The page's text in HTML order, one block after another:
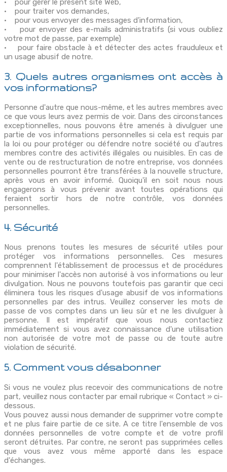
• pour gérer le présent site Web,
• pour traiter vos demandes,
• pour vous envoyer des messages d'information,
• pour envoyer des e-mails administratifs (si vous oubliez
votre mot de passe, par exemple)
• pour faire obstacle à et détecter des actes frauduleux et
un usage abusif de notre.
3. Quels autres organismes ont accès à
vos informations?
Personne d'autre que nous-même, et les autres membres avec
ce que vous leurs avez permis de voir. Dans des circonstances
exceptionnelles, nous pouvons être amenés à divulguer une
partie de vos informations personnelles si cela est requis par
la loi ou pour protéger ou défendre notre société ou d'autres
membres contre des activités illégales ou nuisibles. En cas de
vente ou de restructuration de notre entreprise, vos données
personnelles pourront être transférées à la nouvelle structure,
après vous en avoir informé. Quoiqu'il en soit nous nous
engagerons à vous prévenir avant toutes opérations qui
feraient sortir hors de notre contrôle, vos données
personnelles.
4. Sécurité
Nous prenons toutes les mesures de sécurité utiles pour
protéger vos informations personnelles. Ces mesures
comprennent l'établissement de processus et de procédures
pour minimiser l'accès non autorisé à vos informations ou leur
divulgation. Nous ne pouvons toutefois pas garantir que ceci
éliminera tous les risques d'usage abusif de vos informations
personnelles par des intrus. Veuillez conserver les mots de
passe de vos comptes dans un lieu sûr et ne les divulguer à
personne. Il est impératif que vous nous contactiez
immédiatement si vous avez connaissance d'une utilisation
non autorisée de votre mot de passe ou de toute autre
violation de sécurité.
5. Comment vous désabonner
Si vous ne voulez plus recevoir des communications de notre
part, veuillez nous contacter par email rubrique « Contact » ci-
dessous.
Vous pouvez aussi nous demander de supprimer votre compte
et ne plus faire partie de ce site. A ce titre l'ensemble de vos
données personnelles de votre compte et de votre profil
seront détruites. Par contre, ne seront pas supprimées celles
que vous avez vous même apporté dans les espace
d'échanges.